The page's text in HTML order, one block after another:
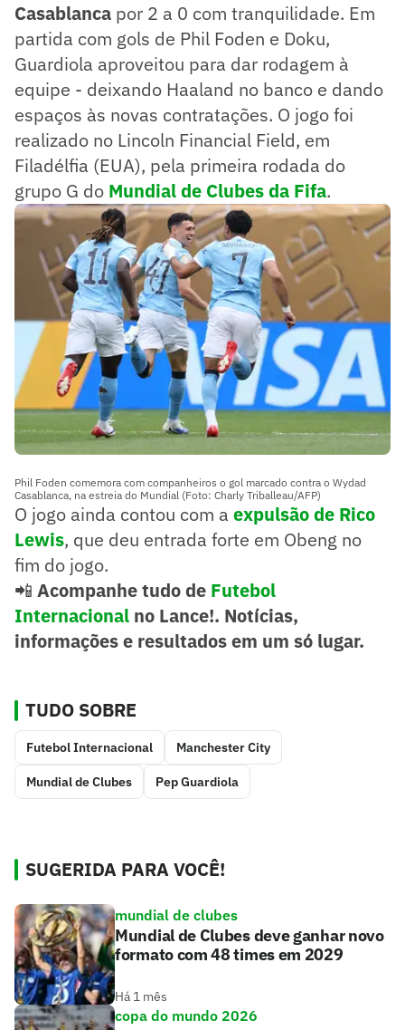
Casablanca por 2 a 0 com tranquilidade. Em
partida com gols de Phil Foden e Doku,
Guardiola aproveitou para dar rodagem à
equipe - deixando Haaland no banco e dando
espaços às novas contratações. O jogo foi
realizado no Lincoln Financial Field, em
Filadélfia (EUA), pela primeira rodada do
grupo G do Mundial de Clubes da Fifa.
Phil Foden comemora com companheiros o gol marcado contra o Wydad
Casablanca, na estreia do Mundial (Foto: Charly Triballeau/AFP)
O jogo ainda contou com a expulsão de Rico
Lewis, que deu entrada forte em Obeng no
fim do jogo.
📲 Acompanhe tudo de Futebol
Internacional no Lance!. Notícias,
informações e resultados em um só lugar.
TUDO SOBRE
Futebol Internacional Manchester City
Mundial de Clubes Pep Guardiola
SUGERIDA PARA VOCÊ!
mundial de clubes
Mundial de Clubes deve ganhar novo
formato com 48 times em 2029
Há 1 mês
copa do mundo 2026